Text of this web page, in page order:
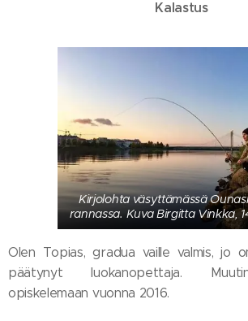
Kalastus
Kirjolohta väsyttämässä
rannassa. Kuva Birgitta Vinkka,
Olen Topias, gradua vaille valmis, jo
päätynyt luokanopettaja.
opiskelemaan vuonna 2016.